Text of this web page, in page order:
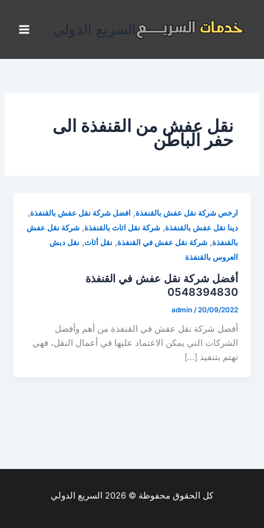
المحتوى
السريع الدولي
نقل عفش من القنفذة الى
حفر الباطن
ارخص شركة نقل عفش بالقنفذة, افضل شركة نقل عفش بالقنفذة,
دينا نقل عفش بالقنفذة,شركة نقل اثاث بالقنفذة,شركة نقل عفش
بالقنفذة,شركة نقل عفش في القنفذة, نقل أثاث, نقل دبش
العروس بالقنفذة
أفضل شركة نقل عفش في القنفذة
0548394830
admin /20/09/2022
أفضل شركة نقل عفش في القنفذة من أهم وأفضل
الشركات التي يمكن الاعتماد عليها في أعمال النقل، فهي
تهتم بتنفيذ […]
كل الحقوق محفوظة © 2026 السريع الدولي